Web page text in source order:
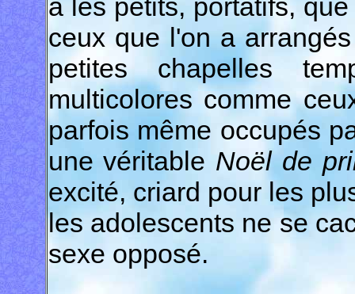
a les petits, portatifs,
ceux que l'on a
petites chapelles
multicolores comme
parfois même occupés
une véritable Noël de
excité, criard pour les
les adolescents ne se
sexe opposé.